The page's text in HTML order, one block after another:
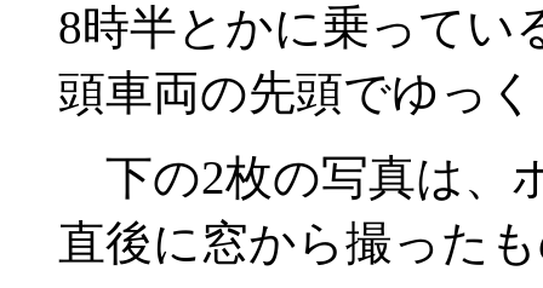
8時半とかに乗ってい
頭車両の先頭でゆっ
下の2枚の写真は、
直後に窓から撮った